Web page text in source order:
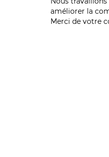
améliorer la
Merci de votre